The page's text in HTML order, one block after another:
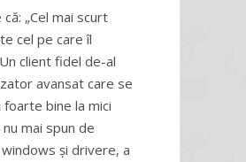
că: „Cel mai scurt
cel pe care îl
client fidel de-al
avansat care se
foarte bine la mici
mai spun de
și drivere, a